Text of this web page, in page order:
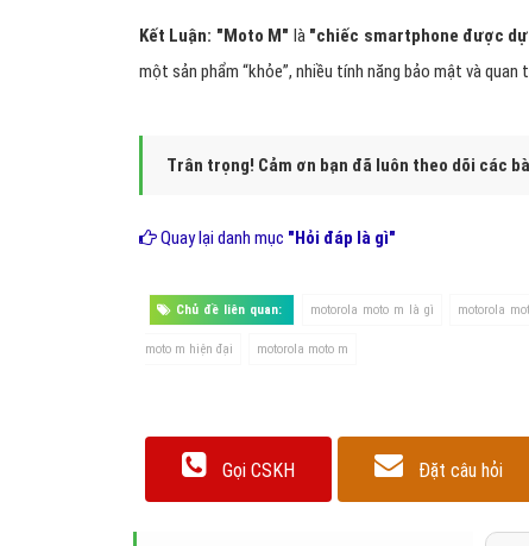
Kết Luận: "Moto M" là "chiếc smartphone được
một sản phẩm “khỏe”, nhiều tính năng bảo mật và
Trân trọng! Cảm ơn bạn đã luôn theo dõi các
Quay lại danh mục "Hỏi đáp là gì"
Chủ đề liên quan: motorola moto m là gì motorola
moto m hiện đại motorola moto m
Gọi CSKH Đặt câu hỏi